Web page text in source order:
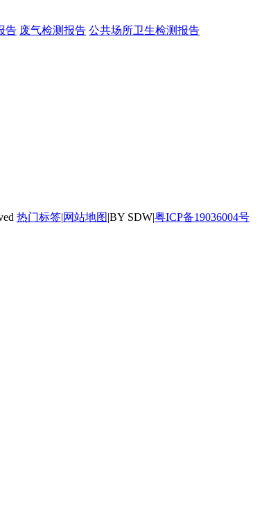
告 废气检测报告 公共场所卫生检测报告
热门标签|网站地图|BY SDW|粤ICP备19036004号